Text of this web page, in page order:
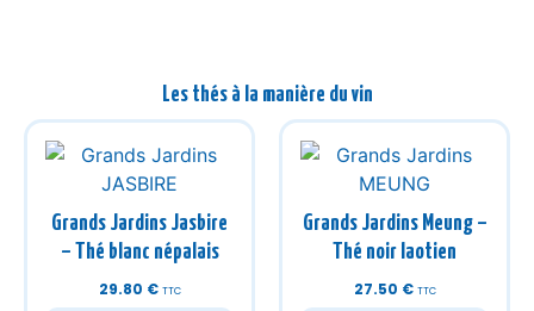
Les thés à la manière du vin
Grands Jardins Jasbire
– Thé blanc népalais
29.80 € TTC
Grands Jardins Meung –
Thé noir laotien
27.50 € TTC